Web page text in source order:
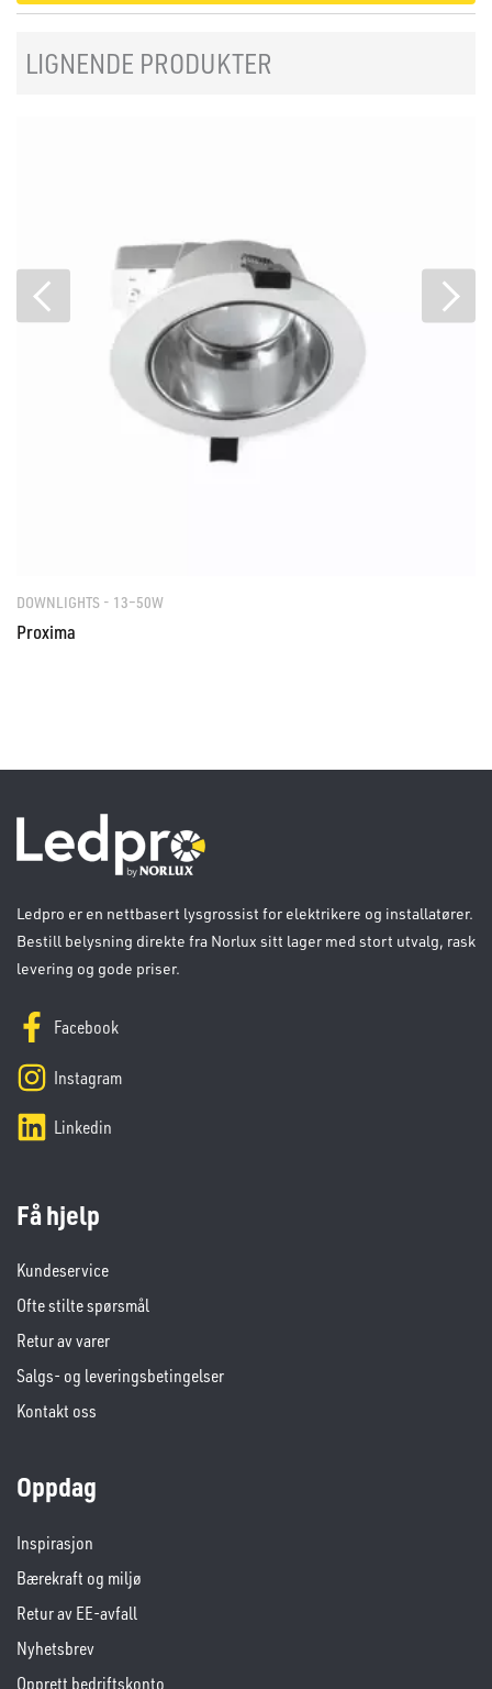
LIGNENDE PRODUKTER
DOWNLIGHTS - 13–50W
Proxima
Ledpro er en nettbasert lysgrossist for elektrikere og installatører.
Bestill belysning direkte fra Norlux sitt lager med stort utvalg, rask
levering og gode priser.
Facebook
Instagram
Linkedin
Få hjelp
Kundeservice
Ofte stilte spørsmål
Retur av varer
Salgs- og leveringsbetingelser
Kontakt oss
Oppdag
Inspirasjon
Bærekraft og miljø
Retur av EE-avfall
Nyhetsbrev
Opprett bedriftskonto